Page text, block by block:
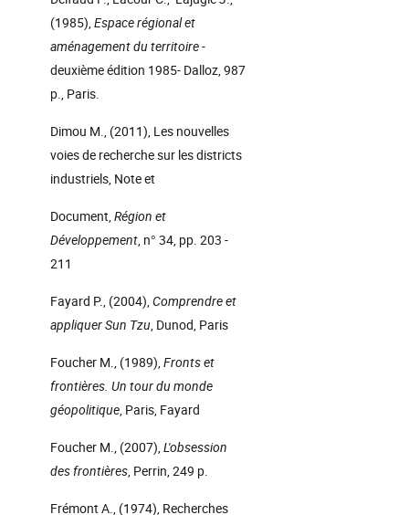
(1985),Espace régional et
aménagement du territoire-
deuxième édition 1985- Dalloz, 987
p., Paris.
Dimou M., (2011), Les nouvelles
voies de recherche sur les districts
industriels, Note et
Document,Région et
Développement, n° 34, pp. 203 -
211
Fayard P., (2004),Comprendre et
appliquer Sun Tzu, Dunod, Paris
Foucher M., (1989),Fronts et
frontières. Un tour du monde
géopolitique, Paris, Fayard
Foucher M., (2007),L'obsession
des frontières, Perrin, 249 p.
Frémont A., (1974), Recherches